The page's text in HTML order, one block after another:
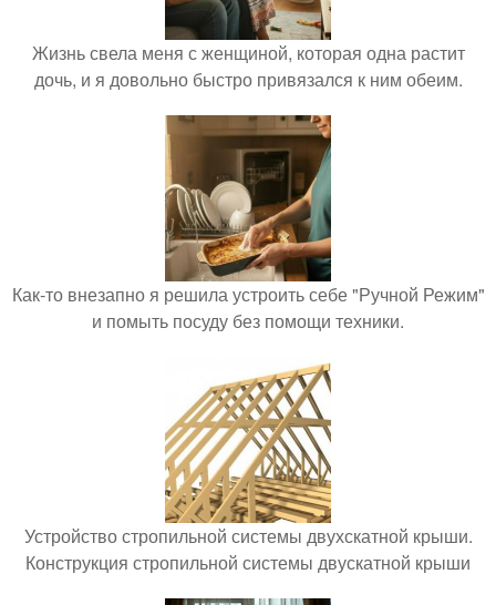
Жизнь свела меня с женщиной, которая одна растит
дочь, и я довольно быстро привязался к ним обеим.
Как-то внезапно я решила устроить себе "Ручной Режим"
и помыть посуду без помощи техники.
Устройство стропильной системы двухскатной крыши.
Конструкция стропильной системы двускатной крыши